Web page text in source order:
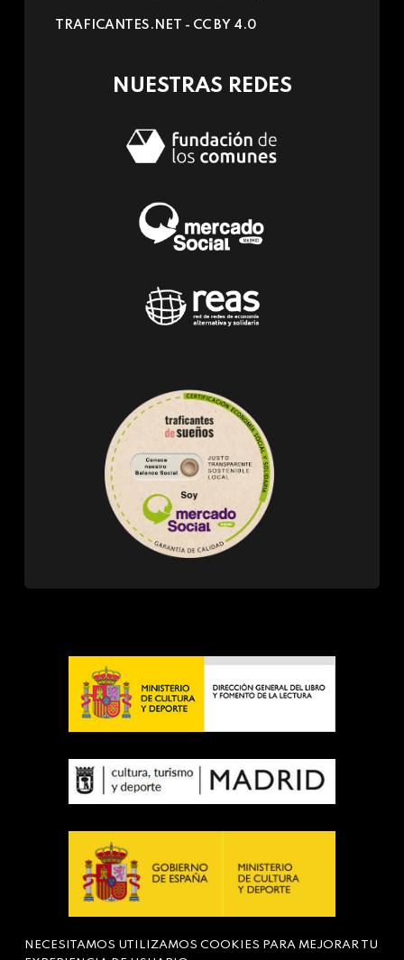
e-
TRAFICANTES.NET - CC BY 4.0
NUESTRAS REDES
NECESITAMOS UTILIZAMOS COOKIES PARA MEJORAR TU